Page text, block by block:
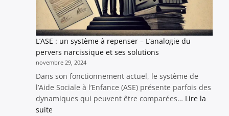
L’ASE : un système à repenser – L’analogie du
pervers narcissique et ses solutions
novembre 29, 2024
Dans son fonctionnement actuel, le système de
l’Aide Sociale à l’Enfance (ASE) présente parfois des
dynamiques qui peuvent être comparées… Lire la
suite: